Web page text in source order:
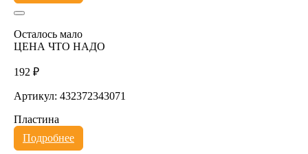
Осталось мало
ЦЕНА ЧТО НАДО
192 ₽
Артикул: 432372343071
Пластина
Подробнее